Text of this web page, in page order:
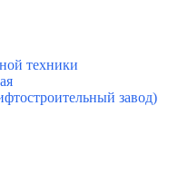
техники
завод)